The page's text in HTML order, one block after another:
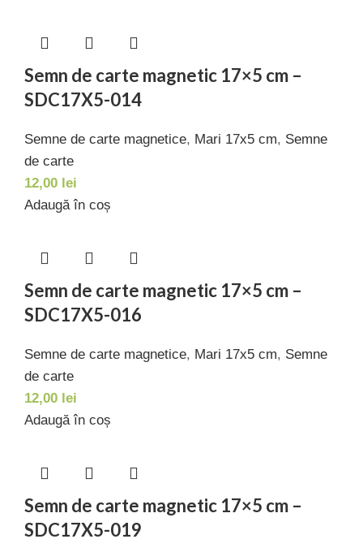
Semn de carte magnetic 17×5 cm –
SDC17X5-014
Semne de carte magnetice, Mari 17x5 cm, Semne
de carte
12,00 lei
Adaugă în coș
Semn de carte magnetic 17×5 cm –
SDC17X5-016
Semne de carte magnetice, Mari 17x5 cm, Semne
de carte
12,00 lei
Adaugă în coș
Semn de carte magnetic 17×5 cm –
SDC17X5-019